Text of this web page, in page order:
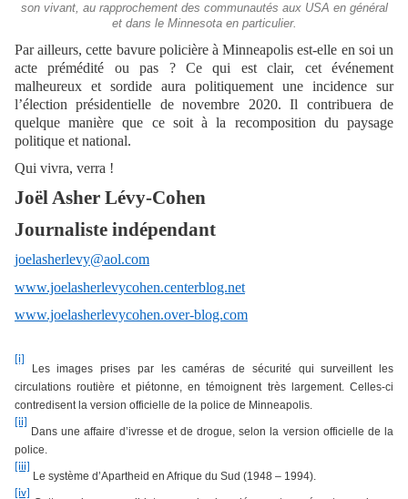
son vivant, au rapprochement des communautés aux USA en général
et dans le Minnesota en particulier.
Par ailleurs, cette bavure policière à Minneapolis est-elle en soi un
acte prémédité ou pas ? Ce qui est clair, cet événement
malheureux et sordide aura politiquement une incidence sur
l’élection présidentielle de novembre 2020. Il contribuera de
quelque manière que ce soit à la recomposition du paysage
politique et national.
Qui vivra, verra !
Joël Asher Lévy-Cohen
Journaliste indépendant
joelasherlevy@aol.com
www.joelasherlevycohen.centerblog.net
www.joelasherlevycohen.over-blog.com
[i]
Les images prises par les caméras de sécurité qui surveillent les
circulations routière et piétonne, en témoignent très largement. Celles-ci
contredisent la version officielle de la police de Minneapolis.
[ii]
Dans une affaire d’ivresse et de drogue, selon la version officielle de la
police.
[iii]
Le système d’Apartheid en Afrique du Sud (1948 – 1994).
[iv]